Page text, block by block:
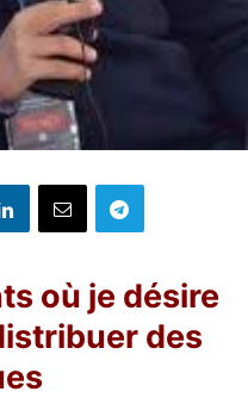
où je désire
des